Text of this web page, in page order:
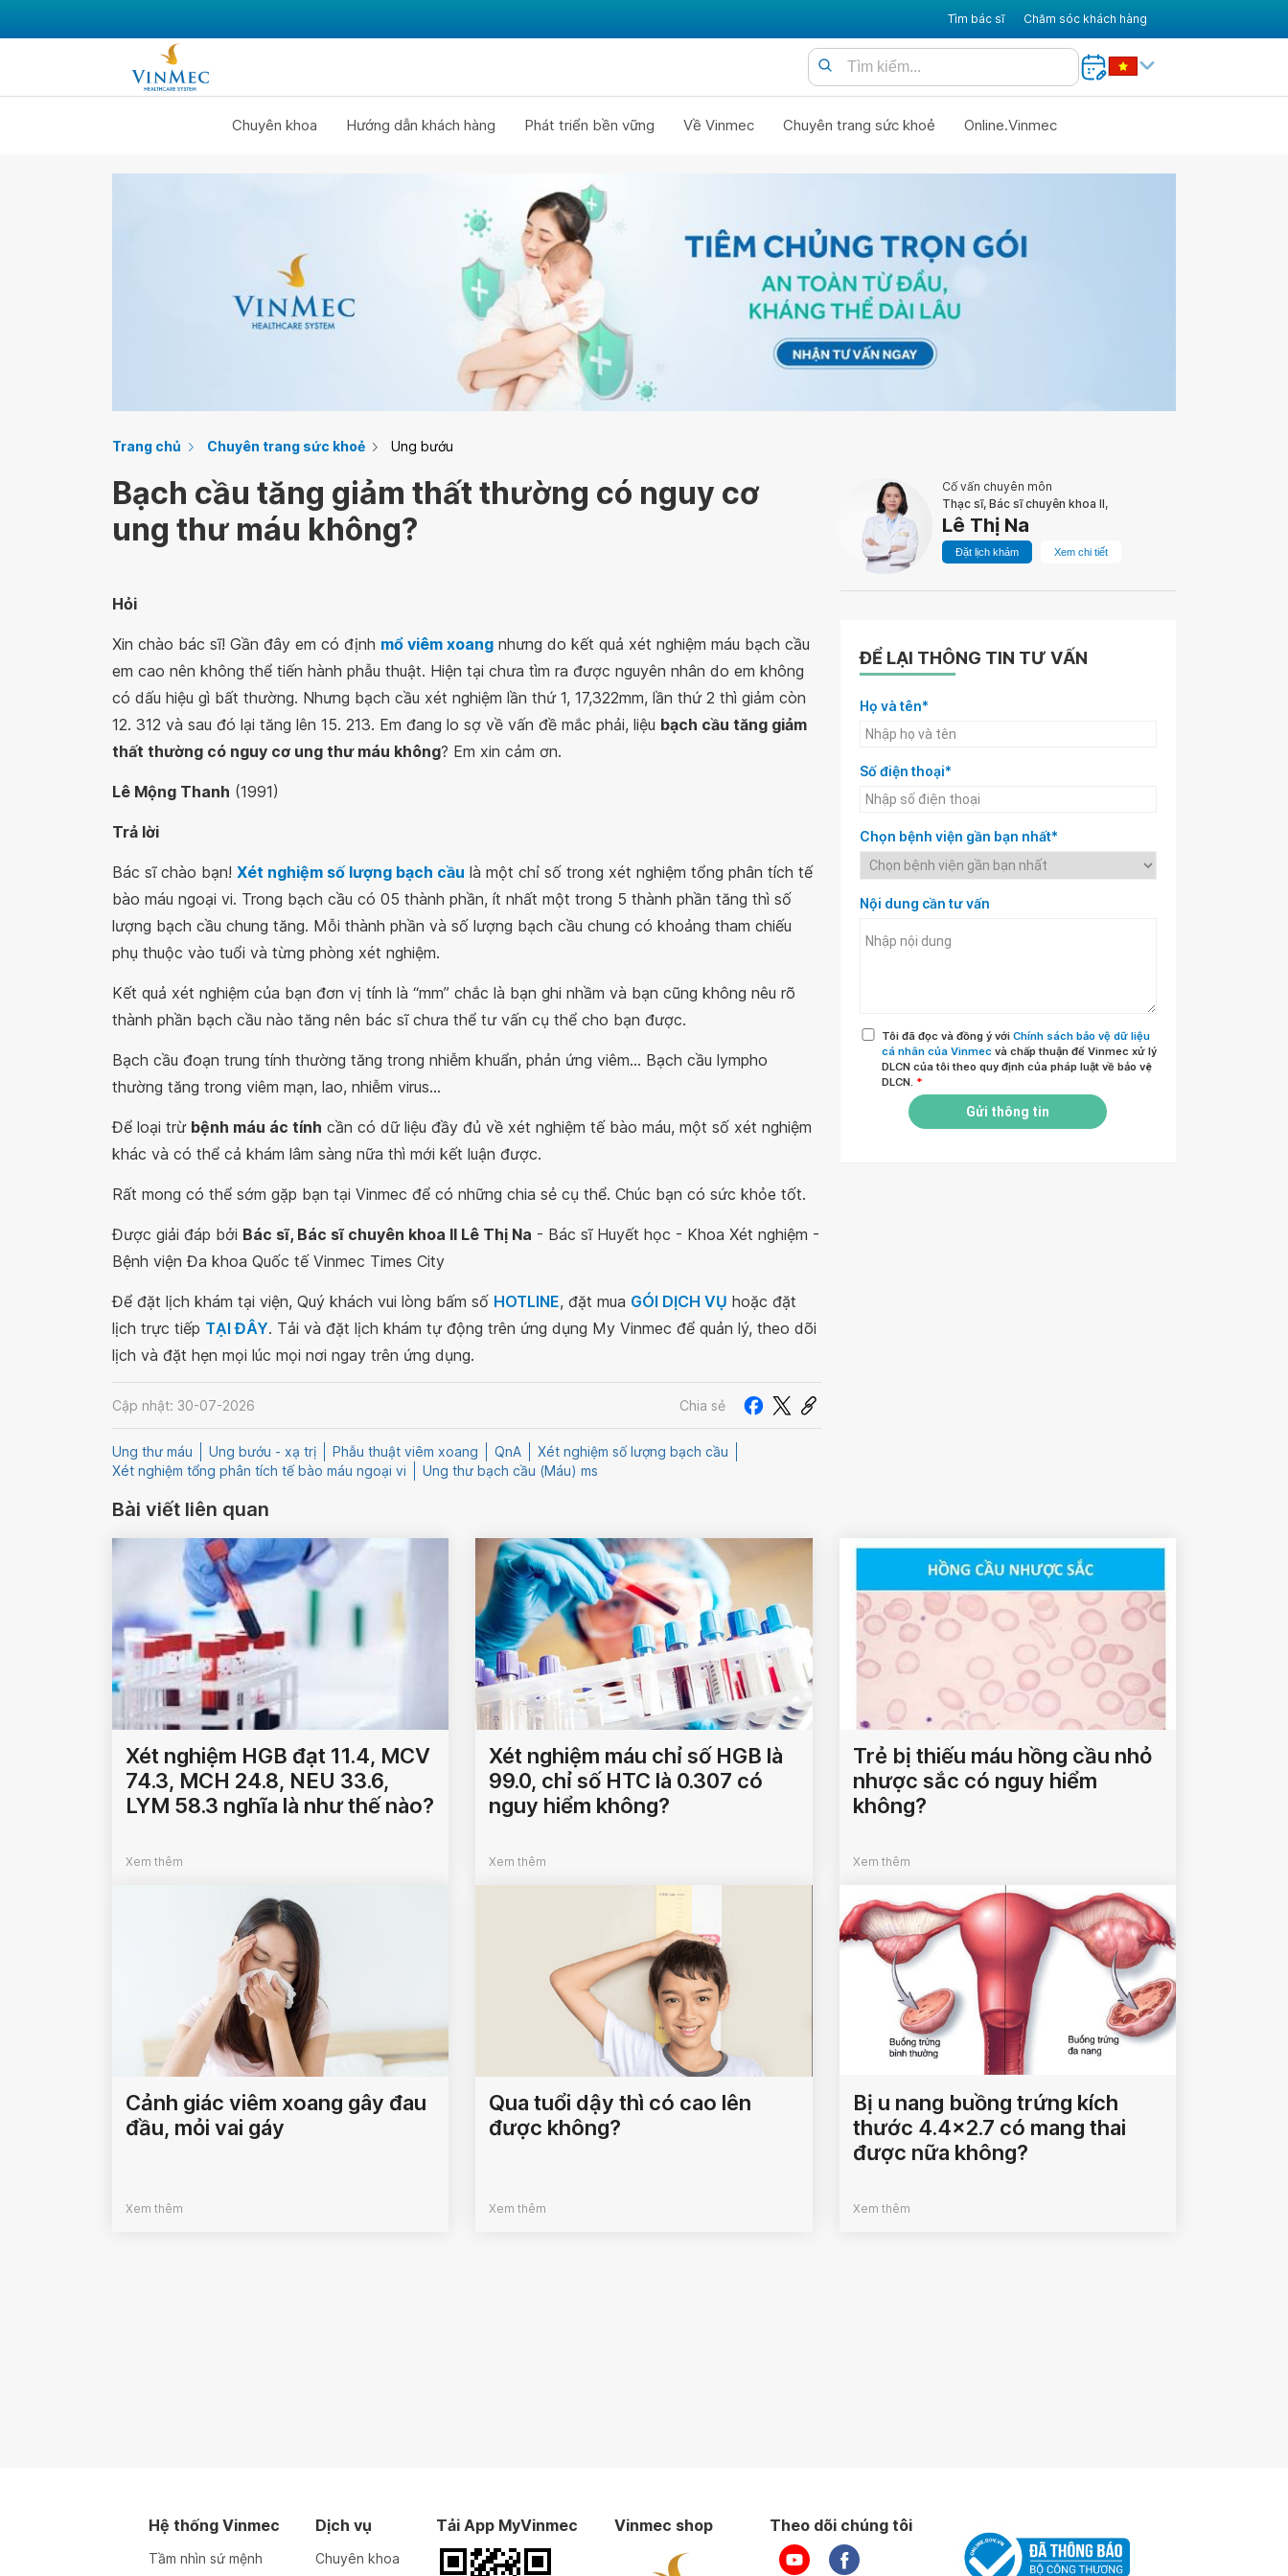
Tìm bác sĩ Chăm sóc khách hàng
Chuyên khoa Hướng dẫn khách hàng Phát triển bền vững Về Vinmec Chuyên trang sức khoẻ Online.Vinmec
Trang chủ Chuyên trang sức khoẻ Ung bướu
Bạch cầu tăng giảm thất thường có nguy cơ
ung thư máu không?
Cố vấn chuyên môn
Thạc sĩ, Bác sĩ chuyên khoa II,
Lê Thị Na
Đặt lịch khám Xem chi tiết
Hỏi
Xin chào bác sĩ! Gần đây em có định mổ viêm xoang nhưng do kết quả xét nghiệm máu bạch cầu
em cao nên không thể tiến hành phẫu thuật. Hiện tại chưa tìm ra được nguyên nhân do em không
có dấu hiệu gì bất thường. Nhưng bạch cầu xét nghiệm lần thứ 1, 17,322mm, lần thứ 2 thì giảm còn
12. 312 và sau đó lại tăng lên 15. 213. Em đang lo sợ về vấn đề mắc phải, liệu bạch cầu tăng giảm
thất thường có nguy cơ ung thư máu không? Em xin cảm ơn.
Lê Mộng Thanh (1991)
Trả lời
Bác sĩ chào bạn! Xét nghiệm số lượng bạch cầu là một chỉ số trong xét nghiệm tổng phân tích tế
bào máu ngoại vi. Trong bạch cầu có 05 thành phần, ít nhất một trong 5 thành phần tăng thì số
lượng bạch cầu chung tăng. Mỗi thành phần và số lượng bạch cầu chung có khoảng tham chiếu
phụ thuộc vào tuổi và từng phòng xét nghiệm.
Kết quả xét nghiệm của bạn đơn vị tính là “mm” chắc là bạn ghi nhầm và bạn cũng không nêu rõ
thành phần bạch cầu nào tăng nên bác sĩ chưa thể tư vấn cụ thể cho bạn được.
Bạch cầu đoạn trung tính thường tăng trong nhiễm khuẩn, phản ứng viêm... Bạch cầu lympho
thường tăng trong viêm mạn, lao, nhiễm virus...
Để loại trừ bệnh máu ác tính cần có dữ liệu đầy đủ về xét nghiệm tế bào máu, một số xét nghiệm
khác và có thể cả khám lâm sàng nữa thì mới kết luận được.
Rất mong có thể sớm gặp bạn tại Vinmec để có những chia sẻ cụ thể. Chúc bạn có sức khỏe tốt.
Được giải đáp bởi Bác sĩ, Bác sĩ chuyên khoa II Lê Thị Na - Bác sĩ Huyết học - Khoa Xét nghiệm -
Bệnh viện Đa khoa Quốc tế Vinmec Times City
Để đặt lịch khám tại viện, Quý khách vui lòng bấm số HOTLINE, đặt mua GÓI DỊCH VỤ hoặc đặt
lịch trực tiếp TẠI ĐÂY. Tải và đặt lịch khám tự động trên ứng dụng My Vinmec để quản lý, theo dõi
lịch và đặt hẹn mọi lúc mọi nơi ngay trên ứng dụng.
Cập nhật: 30-07-2026 Chia sẻ
Ung thư máu Ung bướu - xạ trị Phẫu thuật viêm xoang QnA
Xét nghiệm số lượng bạch cầu
Xét nghiệm tổng phân tích tế bào máu ngoại vi
Ung thư bạch cầu (Máu) ms
ĐỂ LẠI THÔNG TIN TƯ VẤN
Họ và tên*
Số điện thoại*
Chọn bệnh viện gần bạn nhất*
Nội dung cần tư vấn
Tôi đã đọc và đồng ý với Chính sách bảo vệ dữ liệu
cá nhân của Vinmec và chấp thuận để Vinmec xử lý
DLCN của tôi theo quy định của pháp luật về bảo vệ
DLCN. *
Gửi thông tin
Bài viết liên quan
Xét nghiệm HGB đạt 11.4, MCV
74.3, MCH 24.8, NEU 33.6,
LYM 58.3 nghĩa là như thế nào?
Xem thêm
Xét nghiệm máu chỉ số HGB là
99.0, chỉ số HTC là 0.307 có
nguy hiểm không?
Xem thêm
Trẻ bị thiếu máu hồng cầu nhỏ
nhược sắc có nguy hiểm
không?
Xem thêm
Cảnh giác viêm xoang gây đau
đầu, mỏi vai gáy
Xem thêm
Qua tuổi dậy thì có cao lên
được không?
Xem thêm
Bị u nang buồng trứng kích
thước 4.4×2.7 có mang thai
được nữa không?
Xem thêm
Hệ thống Vinmec
Tầm nhìn sứ mệnh
Dịch vụ
Chuyên khoa
Tải App MyVinmec Vinmec shop Theo dõi chúng tôi